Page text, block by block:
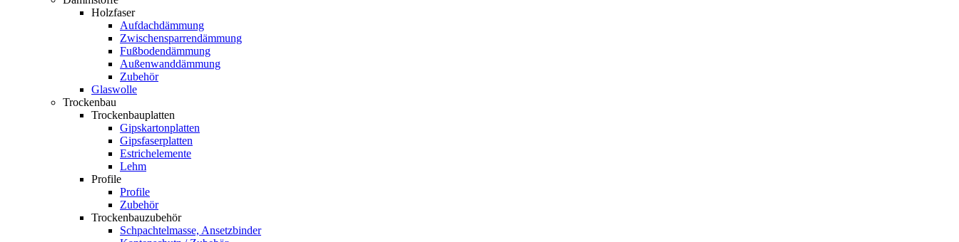
Holzfaser
Aufdachdämmung
Zwischensparrendämmung
Fußbodendämmung
Außenwanddämmung
Zubehör
Glaswolle
Trockenbau
Trockenbauplatten
Gipskartonplatten
Gipsfaserplatten
Estrichelemente
Lehm
Profile
Profile
Zubehör
Trockenbauzubehör
Schpachtelmasse, Ansetzbinder